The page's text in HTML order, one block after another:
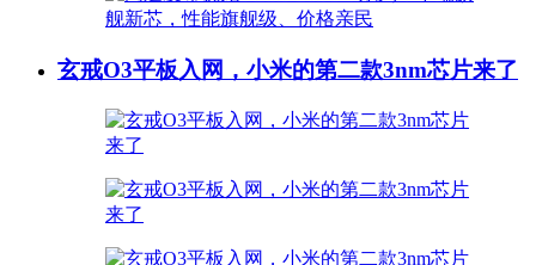
玄戒O3平板入网，小米的第二款3nm芯片来了